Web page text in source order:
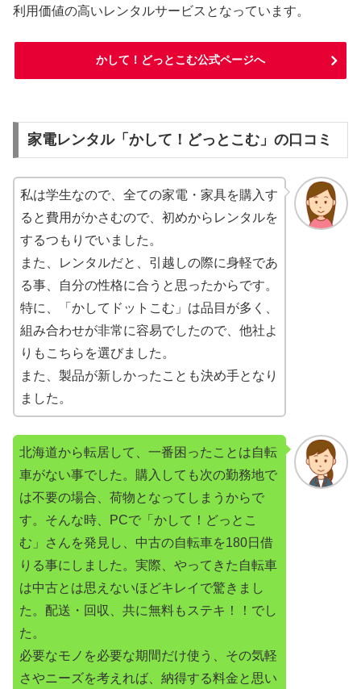
利用価値の高いレンタルサービスとなっています。
かして！どっとこむ公式ページへ
家電レンタル「かして！どっとこむ」の口コミ
私は学生なので、全ての家電・家具を購入す
ると費用がかさむので、初めからレンタルを
するつもりでいました。
また、レンタルだと、引越しの際に身軽であ
る事、自分の性格に合うと思ったからです。
特に、「かしてドットこむ」は品目が多く、
組み合わせが非常に容易でしたので、他社よ
りもこちらを選びました。
また、製品が新しかったことも決め手となり
ました。
北海道から転居して、一番困ったことは自転
車がない事でした。購入しても次の勤務地で
は不要の場合、荷物となってしまうからで
す。そんな時、PCで「かして！どっとこ
む」さんを発見し、中古の自転車を180日借
りる事にしました。実際、やってきた自転車
は中古とは思えないほどキレイで驚きまし
た。配送・回収、共に無料もステキ！！でし
た。
必要なモノを必要な期間だけ使う、その気軽
さやニーズを考えれば、納得する料金と思い